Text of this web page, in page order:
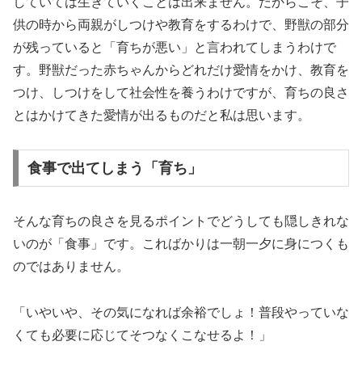
供の時から両親がしつけや教育をするわけで、野獣の部分
が残っていると「育ちが悪い」と言われてしまうわけで
す。野獣だった赤ちゃんからどれだけ愛情をかけ、教育を
つけ、しつけをして社会性を養うわけですが、育ちの良さ
とはかけてきた愛情が出るものだと私は思います。
食事で出てしまう「育ち」
そんな育ちの良さを見るポイントでどうしても隠しきれな
いのが「食事」です。こればかりは一朝一夕に身につくも
のではありません。
「いやいや、その気になれば余裕でしょ！普段やっていな
くても必要に応じてそつなくこなせるよ！」